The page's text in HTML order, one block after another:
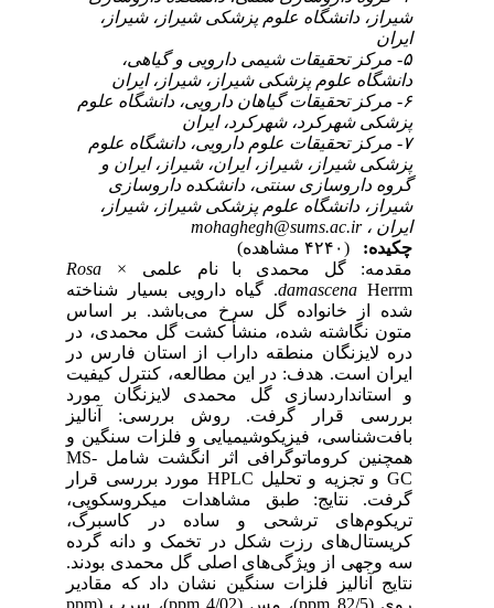
شیراز، دانشگاه علوم پزشکی شیراز، شیراز،
ایران
۵- مرکز تحقیقات شیمی دارویی و گیاهی،
دانشگاه علوم پزشکی شیراز، شیراز، ایران
۶- مرکز تحقیقات گیاهان دارویی، دانشگاه علوم
پزشکی شهرکرد، شهرکرد، ایران
۷- مرکز تحقیقات علوم دارویی، دانشگاه علوم
پزشکی شیراز، شیراز، ایران، شیراز، ایران و
گروه داروسازی سنتی، دانشکده داروسازی
شیراز، دانشگاه علوم پزشکی شیراز، شیراز،
ایران ،mohaghegh@sums.ac.ir
چکیده:
(۴۲۴۰ مشاهده)
مقدمه: گل محمدی با نام علمیRosa ×
damascenaHerrm. گیاه دارویی بسیار شناخته
شده از خانواده گل سرخ می‌باشد. بر اساس
متون نگاشته شده، منشأ کشت گل محمدی، در
دره لایزنگان منطقه داراب از استان فارس در
ایران است. هدف: در این مطالعه، کنترل کیفیت
و استانداردسازی گل محمدی لایزنگان مورد
بررسی قرار گرفت. روش بررسی: آنالیز
بافت‌شناسی، فیزیکوشیمیایی و فلزات سنگین و
همچنین کروماتوگرافی اثر انگشت شامل MS-
GC و تجزیه و تحلیل HPLC مورد بررسی قرار
گرفت. نتایج: طبق مشاهدات میکروسکوپی،
تریکوم‌های ترشحی و ساده در کاسبرگ،
کریستال‌های رزت شکل در تخمک و دانه گرده
سه وجهی از ویژگی‌های اصلی گل محمدی بودند.
نتایج آنالیز فلزات سنگین نشان داد که مقادیر